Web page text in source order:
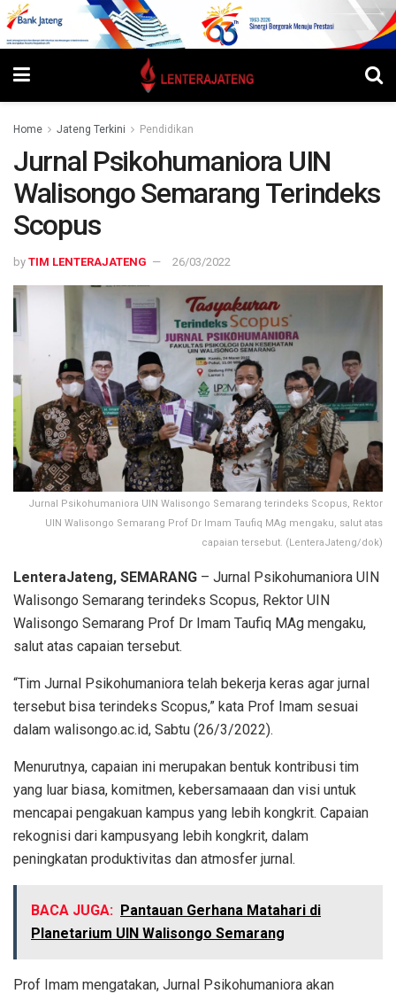
Home Jateng Terkini Pendidikan
Jurnal Psikohumaniora UIN
Walisongo Semarang Terindeks
Scopus
by TIM LENTERAJATENG 26/03/2022
Jurnal Psikohumaniora UIN Walisongo Semarang terindeks Scopus, Rektor
UIN Walisongo Semarang Prof Dr Imam Taufiq MAg mengaku, salut atas
capaian tersebut. (LenteraJateng/dok)
LenteraJateng, SEMARANG – Jurnal Psikohumaniora UIN
Walisongo Semarang terindeks Scopus, Rektor UIN
Walisongo Semarang Prof Dr Imam Taufiq MAg mengaku,
salut atas capaian tersebut.
“Tim Jurnal Psikohumaniora telah bekerja keras agar jurnal
tersebut bisa terindeks Scopus,” kata Prof Imam sesuai
dalam walisongo.ac.id, Sabtu (26/3/2022).
Menurutnya, capaian ini merupakan bentuk kontribusi tim
yang luar biasa, komitmen, kebersamaaan dan visi untuk
mencapai pengakuan kampus yang lebih kongkrit. Capaian
rekognisi dari kampusyang lebih kongkrit, dalam
peningkatan produktivitas dan atmosfer jurnal.
BACA JUGA: Pantauan Gerhana Matahari di
Planetarium UIN Walisongo Semarang
Prof Imam mengatakan, Jurnal Psikohumaniora akan